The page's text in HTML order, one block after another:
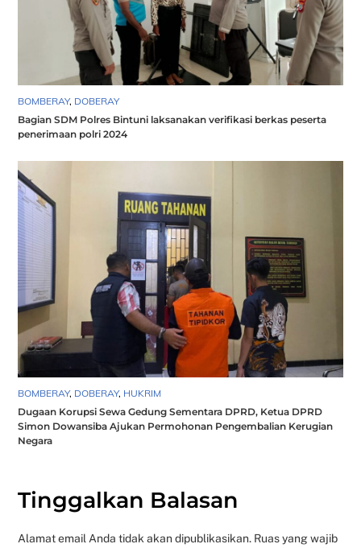
BOMBERAY, DOBERAY
Bagian SDM Polres Bintuni laksanakan verifikasi berkas peserta
penerimaan polri 2024
BOMBERAY, DOBERAY, HUKRIM
Dugaan Korupsi Sewa Gedung Sementara DPRD, Ketua DPRD
Simon Dowansiba Ajukan Permohonan Pengembalian Kerugian
Negara
Tinggalkan Balasan
Alamat email Anda tidak akan dipublikasikan. Ruas yang wajib